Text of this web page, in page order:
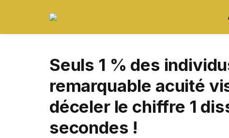
Seuls 1 % des
remarquable acuité
déceler le chiffre 1
secondes !